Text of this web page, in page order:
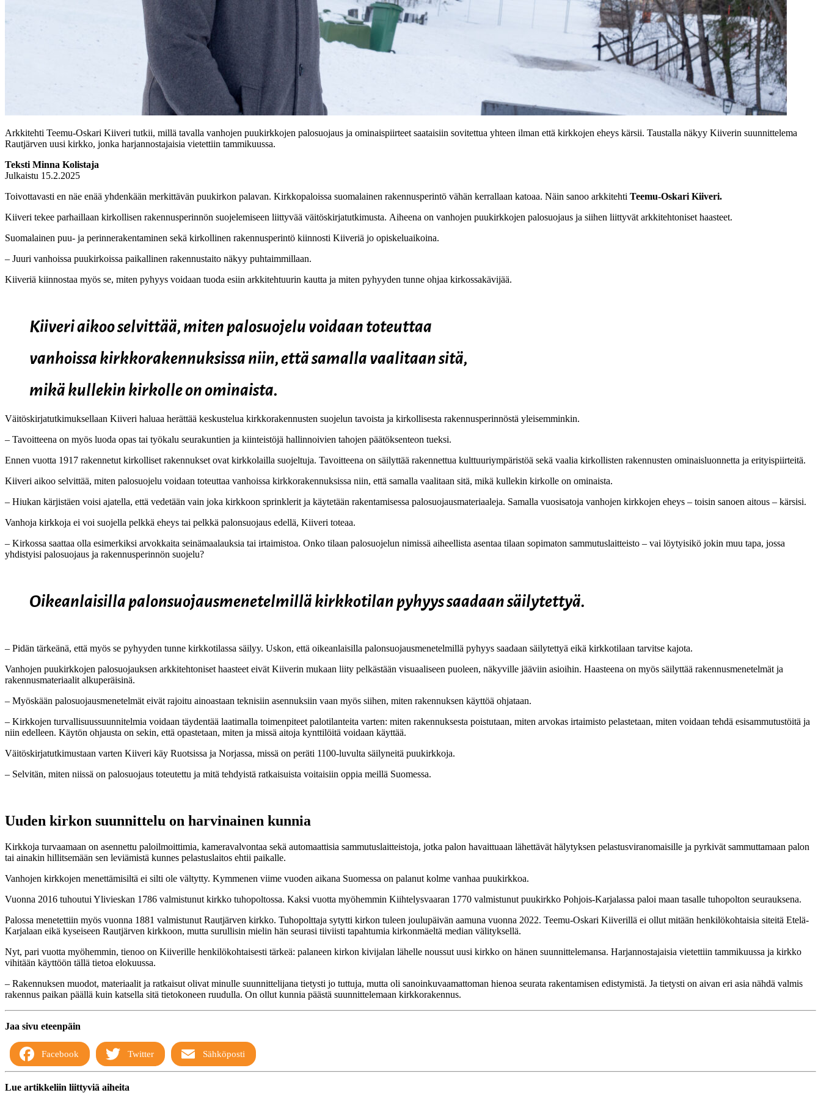
Arkkitehti Teemu-Oskari Kiiveri tutkii, millä tavalla vanhojen puukirkkojen palosuojaus ja ominaispiirteet saataisiin sovitettua yhteen ilman että kirkkojen eheys kärsii. Taustalla näkyy Kiiverin suunnittelema
Rautjärven uusi kirkko, jonka harjannostajaisia vietettiin tammikuussa.
Teksti Minna Kolistaja
Julkaistu 15.2.2025
Toivottavasti en näe enää yhdenkään merkittävän puukirkon palavan. Kirkkopaloissa suomalainen rakennusperintö vähän kerrallaan katoaa. Näin sanoo arkkitehti Teemu-Oskari Kiiveri.
Kiiveri tekee parhaillaan kirkollisen rakennusperinnön suojelemiseen liittyvää väitöskirjatutkimusta. Aiheena on vanhojen puukirkkojen palosuojaus ja siihen liittyvät arkkitehtoniset haasteet.
Suomalainen puu- ja perinnerakentaminen sekä kirkollinen rakennusperintö kiinnosti Kiiveriä jo opiskeluaikoina.
– Juuri vanhoissa puukirkoissa paikallinen rakennustaito näkyy puhtaimmillaan.
Kiiveriä kiinnostaa myös se, miten pyhyys voidaan tuoda esiin arkkitehtuurin kautta ja miten pyhyyden tunne ohjaa kirkossakävijää.
Kiiveri aikoo selvittää, miten palosuojelu voidaan toteuttaa
vanhoissa kirkkorakennuksissa niin, että samalla vaalitaan sitä,
mikä kullekin kirkolle on ominaista.
Väitöskirjatutkimuksellaan Kiiveri haluaa herättää keskustelua kirkkorakennusten suojelun tavoista ja kirkollisesta rakennusperinnöstä yleisemminkin.
– Tavoitteena on myös luoda opas tai työkalu seurakuntien ja kiinteistöjä hallinnoivien tahojen päätöksenteon tueksi.
Ennen vuotta 1917 rakennetut kirkolliset rakennukset ovat kirkkolailla suojeltuja. Tavoitteena on säilyttää rakennettua kulttuuriympäristöä sekä vaalia kirkollisten rakennusten ominaisluonnetta ja erityispiirteitä.
Kiiveri aikoo selvittää, miten palosuojelu voidaan toteuttaa vanhoissa kirkkorakennuksissa niin, että samalla vaalitaan sitä, mikä kullekin kirkolle on ominaista.
– Hiukan kärjistäen voisi ajatella, että vedetään vain joka kirkkoon sprinklerit ja käytetään rakentamisessa palosuojausmateriaaleja. Samalla vuosisatoja vanhojen kirkkojen eheys – toisin sanoen aitous – kärsisi.
Vanhoja kirkkoja ei voi suojella pelkkä eheys tai pelkkä palonsuojaus edellä, Kiiveri toteaa.
– Kirkossa saattaa olla esimerkiksi arvokkaita seinämaalauksia tai irtaimistoa. Onko tilaan palosuojelun nimissä aiheellista asentaa tilaan sopimaton sammutuslaitteisto – vai löytyisikö jokin muu tapa, jossa
yhdistyisi palosuojaus ja rakennusperinnön suojelu?
Oikeanlaisilla palonsuojausmenetelmillä kirkkotilan pyhyys saadaan säilytettyä.
– Pidän tärkeänä, että myös se pyhyyden tunne kirkkotilassa säilyy. Uskon, että oikeanlaisilla palonsuojausmenetelmillä pyhyys saadaan säilytettyä eikä kirkkotilaan tarvitse kajota.
Vanhojen puukirkkojen palosuojauksen arkkitehtoniset haasteet eivät Kiiverin mukaan liity pelkästään visuaaliseen puoleen, näkyville jääviin asioihin. Haasteena on myös säilyttää rakennusmenetelmät ja
rakennusmateriaalit alkuperäisinä.
– Myöskään palosuojausmenetelmät eivät rajoitu ainoastaan teknisiin asennuksiin vaan myös siihen, miten rakennuksen käyttöä ohjataan.
– Kirkkojen turvallisuussuunnitelmia voidaan täydentää laatimalla toimenpiteet palotilanteita varten: miten rakennuksesta poistutaan, miten arvokas irtaimisto pelastetaan, miten voidaan tehdä esisammutustöitä ja
niin edelleen. Käytön ohjausta on sekin, että opastetaan, miten ja missä aitoja kynttilöitä voidaan käyttää.
Väitöskirjatutkimustaan varten Kiiveri käy Ruotsissa ja Norjassa, missä on peräti 1100-luvulta säilyneitä puukirkkoja.
– Selvitän, miten niissä on palosuojaus toteutettu ja mitä tehdyistä ratkaisuista voitaisiin oppia meillä Suomessa.
Uuden kirkon suunnittelu on harvinainen kunnia
Kirkkoja turvaamaan on asennettu paloilmoittimia, kameravalvontaa sekä automaattisia sammutuslaitteistoja, jotka palon havaittuaan lähettävät hälytyksen pelastusviranomaisille ja pyrkivät sammuttamaan palon
tai ainakin hillitsemään sen leviämistä kunnes pelastuslaitos ehtii paikalle.
Vanhojen kirkkojen menettämisiltä ei silti ole vältytty. Kymmenen viime vuoden aikana Suomessa on palanut kolme vanhaa puukirkkoa.
Vuonna 2016 tuhoutui Ylivieskan 1786 valmistunut kirkko tuhopoltossa. Kaksi vuotta myöhemmin Kiihtelysvaaran 1770 valmistunut puukirkko Pohjois-Karjalassa paloi maan tasalle tuhopolton seurauksena.
Palossa menetettiin myös vuonna 1881 valmistunut Rautjärven kirkko. Tuhopolttaja sytytti kirkon tuleen joulupäivän aamuna vuonna 2022. Teemu-Oskari Kiiverillä ei ollut mitään henkilökohtaisia siteitä Etelä-
Karjalaan eikä kyseiseen Rautjärven kirkkoon, mutta surullisin mielin hän seurasi tiiviisti tapahtumia kirkonmäeltä median välityksellä.
Nyt, pari vuotta myöhemmin, tienoo on Kiiverille henkilökohtaisesti tärkeä: palaneen kirkon kivijalan lähelle noussut uusi kirkko on hänen suunnittelemansa. Harjannostajaisia vietettiin tammikuussa ja kirkko
vihitään käyttöön tällä tietoa elokuussa.
– Rakennuksen muodot, materiaalit ja ratkaisut olivat minulle suunnittelijana tietysti jo tuttuja, mutta oli sanoinkuvaamattoman hienoa seurata rakentamisen edistymistä. Ja tietysti on aivan eri asia nähdä valmis
rakennus paikan päällä kuin katsella sitä tietokoneen ruudulla. On ollut kunnia päästä suunnittelemaan kirkkorakennus.
Jaa sivu eteenpäin
Facebook Twitter Sähköposti
Lue artikkeliin liittyviä aiheita